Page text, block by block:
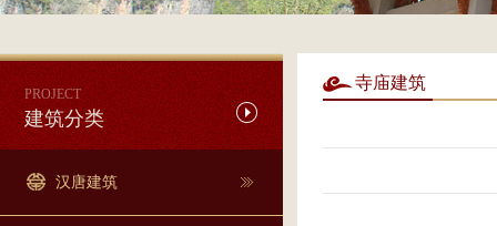
PROJECT
建筑分类
汉唐建筑
寺庙建筑